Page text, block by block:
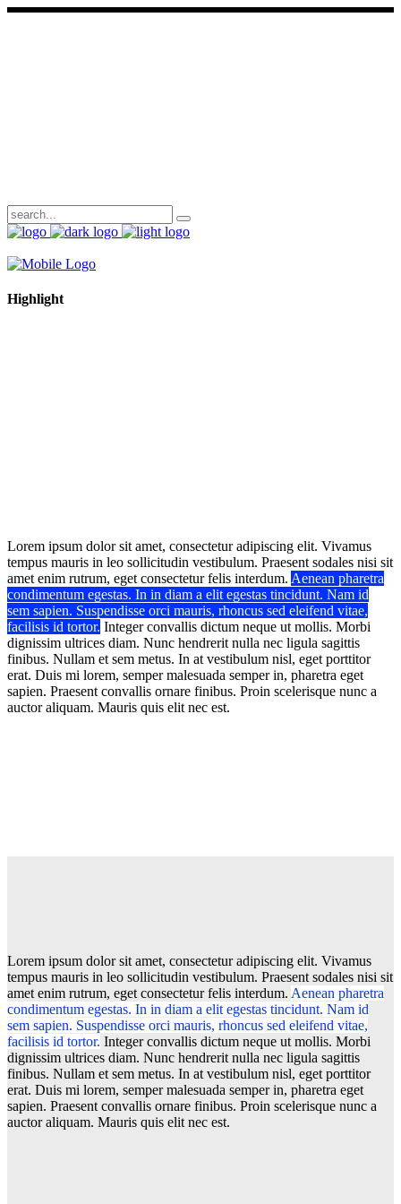
Highlight
Lorem ipsum dolor sit amet, consectetur adipiscing elit. Vivamus
tempus mauris in leo sollicitudin vestibulum. Praesent sodales nisi sit
amet enim rutrum, eget consectetur felis interdum. Aenean pharetra
condimentum egestas. In in diam a elit egestas tincidunt. Nam id
sem sapien. Suspendisse orci mauris, rhoncus sed eleifend vitae,
facilisis id tortor. Integer convallis dictum neque ut mollis. Morbi
dignissim ultrices diam. Nunc hendrerit nulla nec ligula sagittis
finibus. Nullam et sem metus. In at vestibulum nisl, eget porttitor
erat. Duis mi lorem, semper malesuada semper in, pharetra eget
sapien. Praesent convallis ornare finibus. Proin scelerisque nunc a
auctor aliquam. Mauris quis elit nec est.
Lorem ipsum dolor sit amet, consectetur adipiscing elit. Vivamus
tempus mauris in leo sollicitudin vestibulum. Praesent sodales nisi sit
amet enim rutrum, eget consectetur felis interdum. Aenean pharetra
condimentum egestas. In in diam a elit egestas tincidunt. Nam id
sem sapien. Suspendisse orci mauris, rhoncus sed eleifend vitae,
facilisis id tortor. Integer convallis dictum neque ut mollis. Morbi
dignissim ultrices diam. Nunc hendrerit nulla nec ligula sagittis
finibus. Nullam et sem metus. In at vestibulum nisl, eget porttitor
erat. Duis mi lorem, semper malesuada semper in, pharetra eget
sapien. Praesent convallis ornare finibus. Proin scelerisque nunc a
auctor aliquam. Mauris quis elit nec est.